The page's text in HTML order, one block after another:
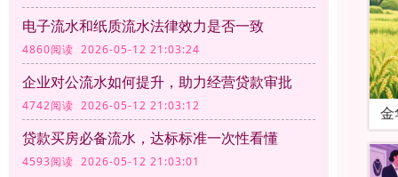
电子流水和纸质流水法律效力是否一致
4860阅读 2026-05-12 21:03:24
企业对公流水如何提升，助力经营贷款审批
4742阅读 2026-05-12 21:03:12
贷款买房必备流水，达标标准一次性看懂
4593阅读 2026-05-12 21:03:01
金